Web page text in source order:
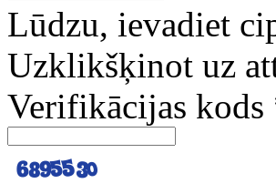
Lūdzu, ievadiet
Uzklikšķinot uz
Verifikācijas kods